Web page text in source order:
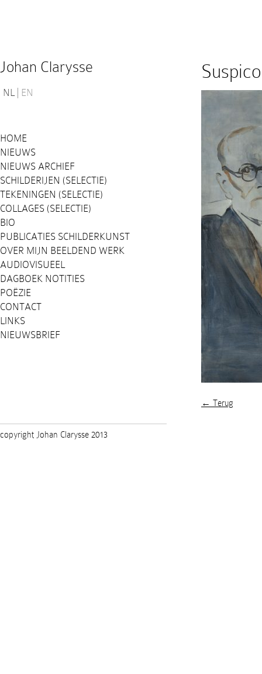
Johan Clarysse
NL EN
HOME
NIEUWS
NIEUWS ARCHIEF
SCHILDERIJEN (SELECTIE)
TEKENINGEN (SELECTIE)
COLLAGES (SELECTIE)
BIO
PUBLICATIES SCHILDERKUNST
OVER MIJN BEELDEND WERK
AUDIOVISUEEL
DAGBOEK NOTITIES
POËZIE
CONTACT
LINKS
NIEUWSBRIEF
← Terug
copyright Johan Clarysse 2013